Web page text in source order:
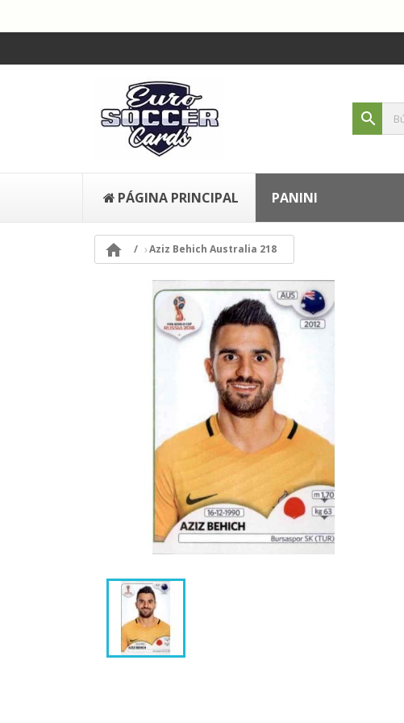
search
PÁGINA PRINCIPAL PANINI
 Aziz Behich Australia 218